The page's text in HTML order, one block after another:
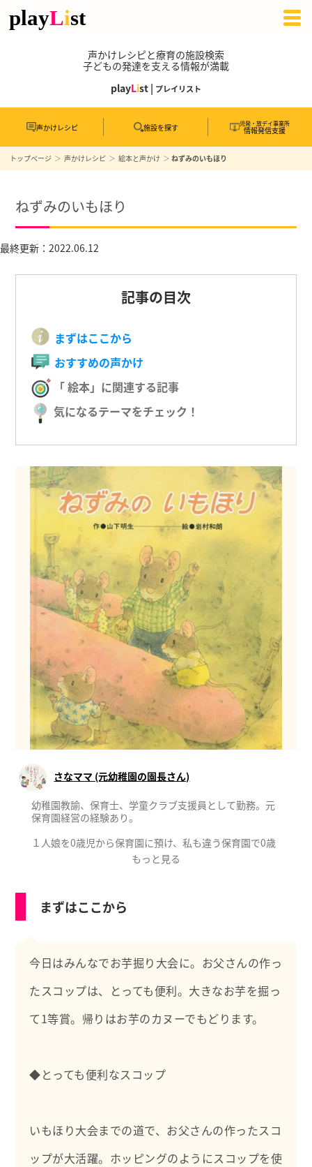
声かけレシピと療育の施設検索
子どもの発達を支える情報が満載
playList | プレイリスト
声かけレシピ 施設を探す 児発・放デイ事業所
情報発信支援
トップページ 声かけレシピ 絵本と声かけ ねずみのいもほり
ねずみのいもほり
最終更新：2022.06.12
記事の目次
まずはここから
おすすめの声かけ
「 絵本」に関連する記事
気になるテーマをチェック！
さなママ (元幼稚園の園長さん)
幼稚園教諭、保育士、学童クラブ支援員として勤務。元
保育園経営の経験あり。
１人娘を0歳児から保育園に預け、私も違う保育園で0歳
児保育をする。呼び出しが多く、疑問を感じ日祝も開
け、お迎えの遅いお子さんには夕食の提供もして、送迎
た。
す。2000冊の絵本を持っています。
もっと見る
まずはここから
今日はみんなでお芋掘り大会に。お父さんの作っ
たスコップは、とっても便利。大きなお芋を掘っ
て1等賞。帰りはお芋のカヌーでもどります。
◆とっても便利なスコップ
いもほり大会までの道で、お父さんの作ったスコ
ップが大活躍。ホッピングのようにスコップを使